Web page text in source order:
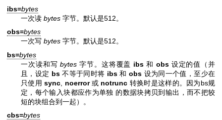
ibs=bytes
一次读 bytes 字节。默认是512。
obs=bytes
一次写 bytes 字节。默认是512。
bs=bytes
一次读和写bytes 字节。这将覆盖 ibs 和 obs设定的值（并
且，设定 bs不等于同时将 ibs 和obs 设为同一个值，至少在
只使用sync noerror或 notrunc 转换时是这样的。因为bs规
定，每个输入块都应作为单独 的数据块拷贝到输出，而不把较
短的块组合到一起）。
cbs=bytes